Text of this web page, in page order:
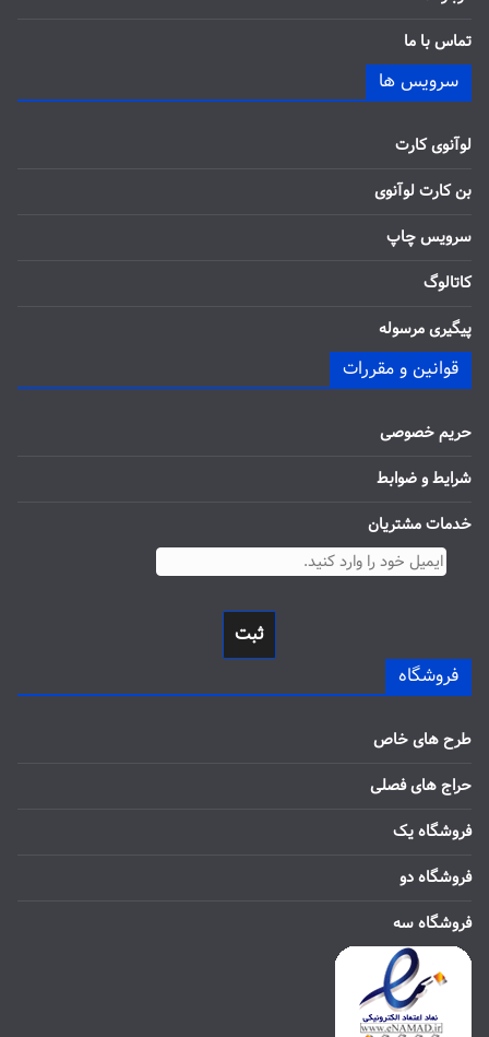
تماس با ما
سرویس ها
لوآنوی کارت
بن کارت لوآنوی
سرویس چاپ
کاتالوگ
پیگیری مرسوله
قوانین و مقررات
حریم خصوصی
شرایط و ضوابط
خدمات مشتریان
ثبت
فروشگاه
طرح های خاص
حراج های فصلی
فروشگاه یک
فروشگاه دو
فروشگاه سه